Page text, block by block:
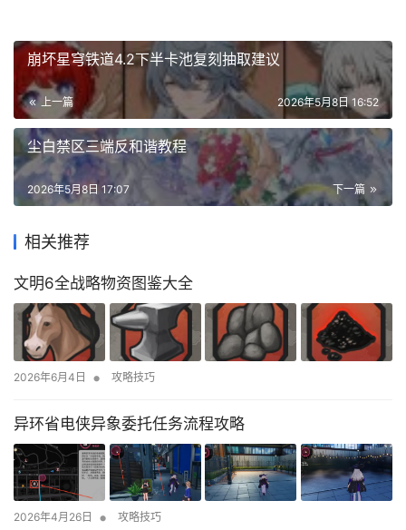
崩坏星穹铁道4.2下半卡池复刻抽取建议
上一篇 2026年5月8日 16:52
尘白禁区三端反和谐教程
下一篇
2026年5月8日 17:07
相关推荐
文明6全战略物资图鉴大全
2026年6月4日 • 攻略技巧
异环省电侠异象委托任务流程攻略
2026年4月26日 • 攻略技巧